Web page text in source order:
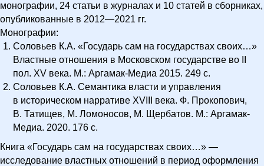
монографии, 24 статьи в журналах и 10 статей в сборниках,
опубликованные в 2012—2021 гг.
Монографии:
Соловьев К.А. «Государь сам на государствах своих…»
Властные отношения в Московском государстве во II
пол. XV века. М.: Аргамак-Медиа 2015. 249 с.
Соловьев К.А. Семантика власти и управления
в историческом нарративе XVIII века. Ф. Прокопович,
В. Татищев, М. Ломоносов, М. Щербатов. М.: Аргамак-
Медиа. 2020. 176 с.
Книга «Государь сам на государствах своих…» —
исследование властных отношений в период оформления